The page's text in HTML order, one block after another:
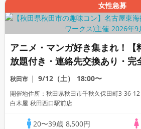
女性急募
アニメ・マンガ好き集まれ！
放題付き・連絡先交換あり・完
アニメ好きコン☆１名参加多数
大歓迎☆プレイワークス主催☆
秋田市 9/12（土） 18:00〜
開催地住所：秋田県秋田市千秋久保田町3-36-
白木屋 秋田西口駅前店
20〜39歳 8,500円